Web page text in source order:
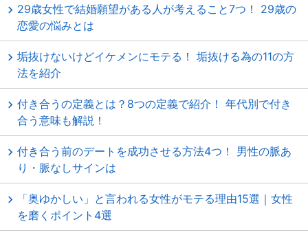
29歳女性で結婚願望がある人が考えること7つ！ 29歳の
恋愛の悩みとは
垢抜けないけどイケメンにモテる！ 垢抜ける為の11の方
法を紹介
付き合うの定義とは？8つの定義で紹介！ 年代別で付き
合う意味も解説！
付き合う前のデートを成功させる方法4つ！ 男性の脈あ
り・脈なしサインは
「奥ゆかしい」と言われる女性がモテる理由15選｜女性
を磨くポイント4選